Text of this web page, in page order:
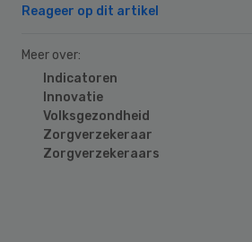
Reageer op dit artikel
Meer over:
Indicatoren
Innovatie
Volksgezondheid
Zorgverzekeraar
Zorgverzekeraars